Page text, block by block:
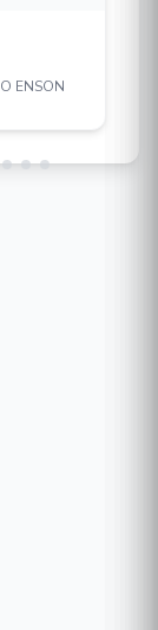
ENSON